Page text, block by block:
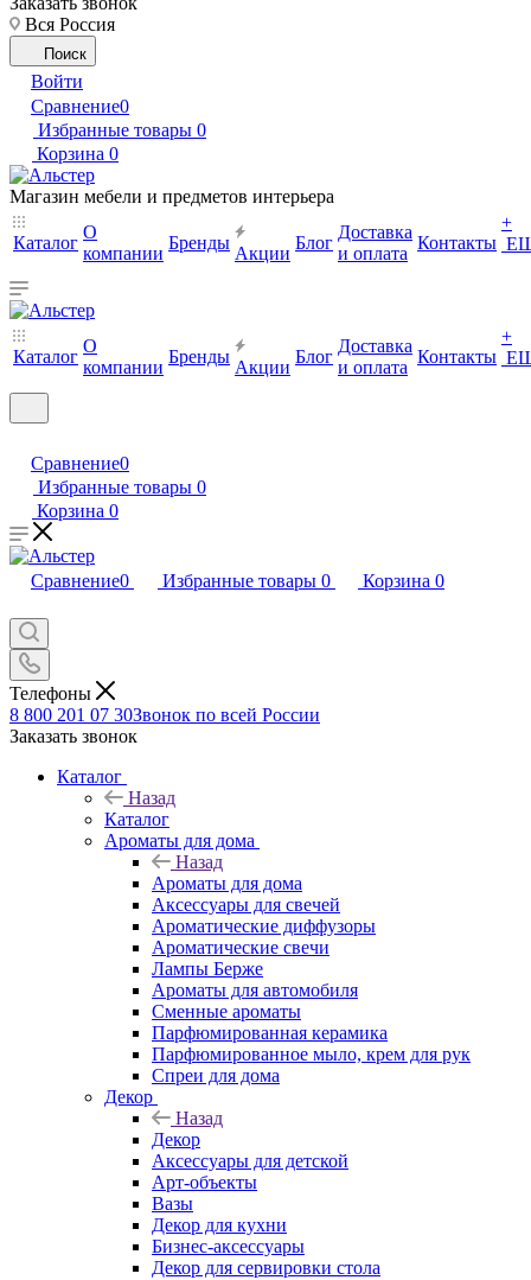
Вся Россия
Поиск
Войти
Сравнение0
Избранные товары 0
Корзина 0
Магазин мебели и предметов интерьера
Каталог
О
компании
Бренды
Акции
Блог
Доставка
и оплата
Контакты
+
Каталог
О
компании
Бренды
Акции
Блог
Доставка
и оплата
Контакты
+
Сравнение0
Избранные товары 0
Корзина 0
Сравнение0 Избранные товары 0 Корзина 0
Телефоны
8 800 201 07 30Звонок по всей России
Заказать звонок
Каталог
Назад
Каталог
Ароматы для дома
Назад
Ароматы для дома
Аксессуары для свечей
Ароматические диффузоры
Ароматические свечи
Лампы Берже
Ароматы для автомобиля
Сменные ароматы
Парфюмированная керамика
Парфюмированное мыло, крем для рук
Спреи для дома
Декор
Назад
Декор
Аксессуары для детской
Арт-объекты
Вазы
Декор для кухни
Бизнес-аксессуары
Декор для сервировки стола